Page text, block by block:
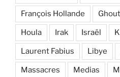
François Hollande
Houla Irak Israël
Laurent Fabius Libye
Massacres Medias